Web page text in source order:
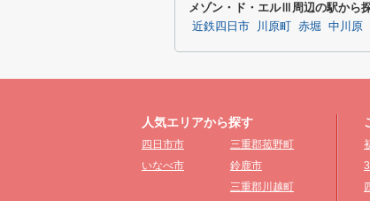
メゾン・ド・エルⅢ周辺の駅から
近鉄四日市 川原町 赤堀 中川原
人気エリアから探す
四日市市
三重郡菰野町
いなべ市
鈴鹿市
三重郡川越町